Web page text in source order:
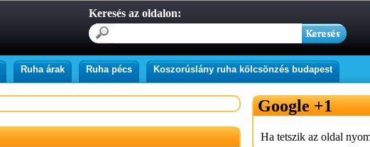
Keresés az oldalon:
Ruha árak Ruha pécs Koszorúslány ruha kölcsönzés budapest
Google +1
Ha tetszik az oldal